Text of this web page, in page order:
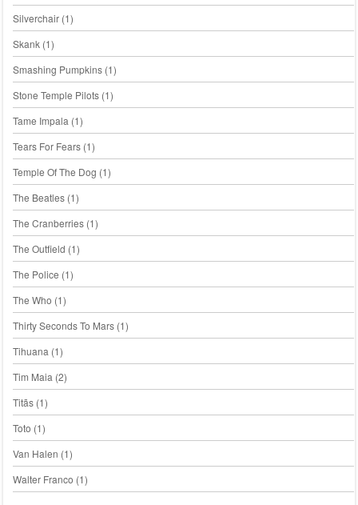
Silverchair(1)
Skank(1)
Smashing Pumpkins(1)
Stone Temple Pilots(1)
Tame Impala (1)
Tears For Fears(1)
Temple Of The Dog (1)
The Beatles(1)
The Cranberries(1)
The Outfield (1)
The Police (1)
The Who (1)
Thirty Seconds To Mars(1)
Tihuana (1)
Tim Maia (2)
Titãs(1)
Toto (1)
Van Halen (1)
Walter Franco (1)